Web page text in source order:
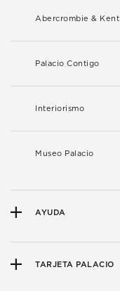
Abercrombie & Kent
Palacio Contigo
Interiorismo
Museo Palacio
AYUDA
TARJETA PALACIO